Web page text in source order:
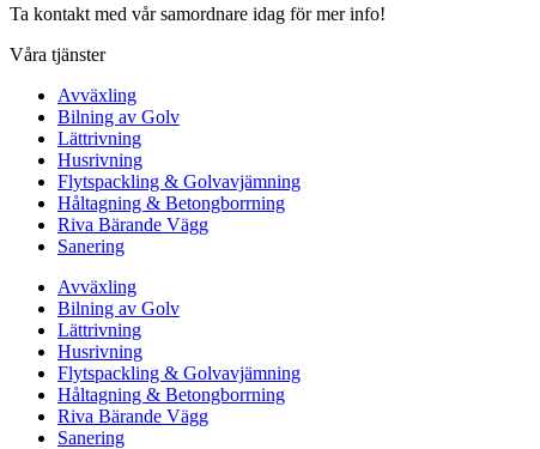
Ta kontakt med vår samordnare idag för mer info!
Våra tjänster
Avväxling
Bilning av Golv
Lättrivning
Husrivning
Flytspackling & Golvavjämning
Håltagning & Betongborrning
Riva Bärande Vägg
Sanering
Avväxling
Bilning av Golv
Lättrivning
Husrivning
Flytspackling & Golvavjämning
Håltagning & Betongborrning
Riva Bärande Vägg
Sanering